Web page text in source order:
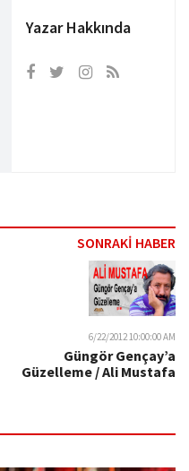
Yazar Hakkında
SONRAKİ HABER
6/22/2012 10:00:00 AM
Güngör Gençay’a
Güzelleme / Ali Mustafa